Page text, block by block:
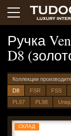
Ручка
D8
Коллекции
D8
FSR FSS
PL97
PL98
СКЛАД